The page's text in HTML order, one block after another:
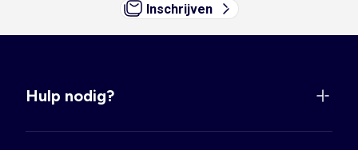
Inschrijven
Hulp nodig?